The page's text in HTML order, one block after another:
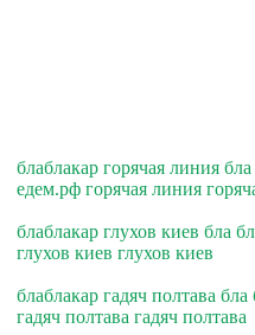
блаблакар горячая линия
едем.рф горячая линия
блаблакар глухов киев бла
глухов киев глухов киев
блаблакар гадяч полтава
гадяч полтава гадяч полтава